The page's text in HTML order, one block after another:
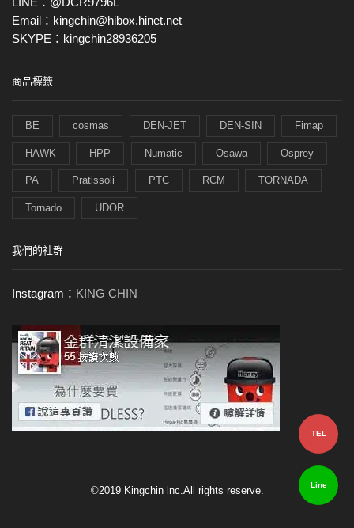
LINE：@DCR9796L
Email：kingchin@hibox.hinet.net
SKYPE：kingchin28936205
商品標籤
BE cosmas DEN-JET DEN-SIN Fimap
HAWK HPP Numatic Osawa Osprey
PA Pratissoli PTC RCM TORNADA
Tornado UDOR
我們的社群
Instagram： KING CHIN
©2019 Kingchin lnc.All rights reserve.
TEL
Line